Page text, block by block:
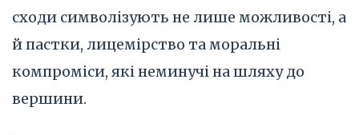
сходи символізують не лише можливості, а
й пастки, лицемірство та моральні
компроміси, які неминучі на шляху до
вершини.